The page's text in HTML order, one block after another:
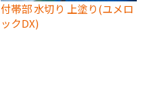
付帯部 水切り 上塗り(ユメロ
ックDX)